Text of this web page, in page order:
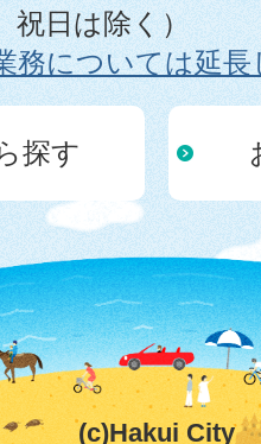
祝日は除く）
務については延
探す
(c)Hakui City